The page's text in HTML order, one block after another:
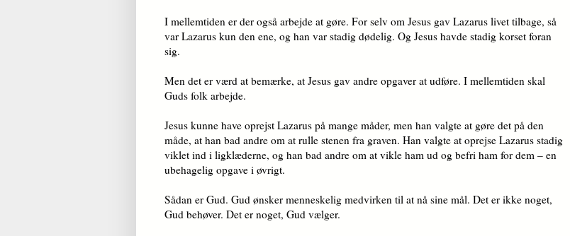
I mellemtiden er der også arbejde at gøre. For selv om Jesus gav Lazarus livet tilbage, så
var Lazarus kun den ene, og han var stadig dødelig. Og Jesus havde stadig korset foran
sig.
Men det er værd at bemærke, at Jesus gav andre opgaver at udføre. I mellemtiden skal
Guds folk arbejde.
Jesus kunne have oprejst Lazarus på mange måder, men han valgte at gøre det på den
måde, at han bad andre om at rulle stenen fra graven. Han valgte at oprejse Lazarus stadig
viklet ind i ligklæderne, og han bad andre om at vikle ham ud og befri ham for dem – en
ubehagelig opgave i øvrigt.
Sådan er Gud. Gud ønsker menneskelig medvirken til at nå sine mål. Det er ikke noget,
Gud behøver. Det er noget, Gud vælger.